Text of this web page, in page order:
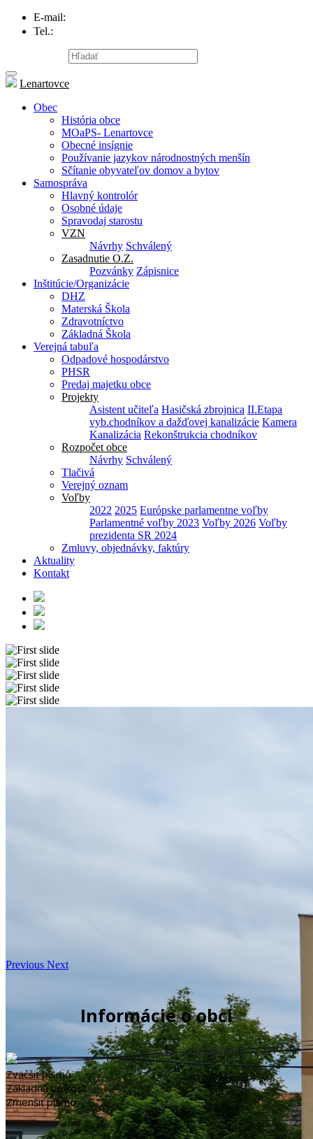
E-mail:
Tel.:
Lenartovce
Obec
História obce
MOaPS- Lenartovce
Obecné insígnie
Používanie jazykov národnostných menšín
Sčítanie obyvateľov domov a bytov
Samospráva
Hlavný kontrolór
Osobné údaje
Spravodaj starostu
VZN
Návrhy Schválený
Zasadnutie O.Z.
Pozvánky Zápisnice
Inštitúcie/Organizácie
DHZ
Materská Škola
Zdravotníctvo
Základná Škola
Verejná tabuľa
Odpadové hospodárstvo
PHSR
Predaj majetku obce
Projekty
Asistent učiteľa Hasičská zbrojnica II.Etapa
vyb.chodníkov a dažďovej kanalizácie Kamera
Kanalizácia Rekonštrukcia chodníkov
Rozpočet obce
Návrhy Schválený
Tlačivá
Verejný oznam
Voľby
2022 2025 Európske parlamentne voľby
Parlamentné voľby 2023 Voľby 2026 Voľby
prezidenta SR 2024
Zmluvy, objednávky, faktúry
Aktuality
Kontakt
Previous Next
Informácie o obci
Zväčšiť písmo
Základná veľkosť
Zmenšiť písmo